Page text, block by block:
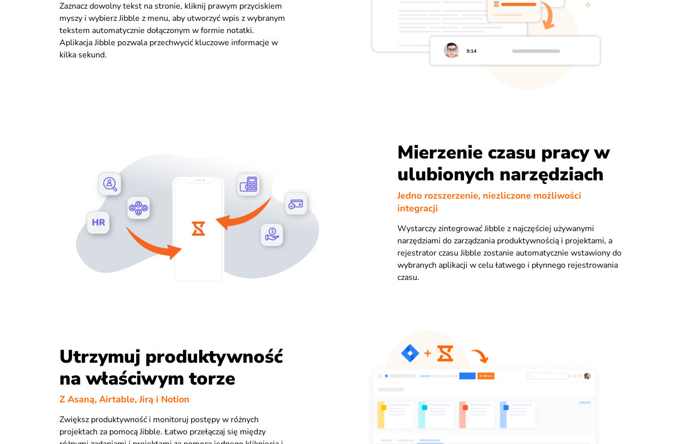
Zaznacz dowolny tekst na stronie, kliknij prawym przyciskiem
myszy i wybierz Jibble z menu, aby utworzyć wpis z wybranym
tekstem automatycznie dołączonym w formie notatki.
Aplikacja Jibble pozwala przechwycić kluczowe informacje w
kilka sekund.
Mierzenie czasu pracy w
ulubionych narzędziach
Jedno rozszerzenie, niezliczone możliwości
integracji
Wystarczy zintegrować Jibble z najczęściej używanymi
narzędziami do zarządzania produktywnością i projektami, a
rejestrator czasu Jibble zostanie automatycznie wstawiony do
wybranych aplikacji w celu łatwego i płynnego rejestrowania
czasu.
Utrzymuj produktywność
na właściwym torze
Z Asaną, Airtable, Jirą i Notion
Zwiększ produktywność i monitoruj postępy w różnych
projektach za pomocą Jibble. Łatwo przełączaj się między